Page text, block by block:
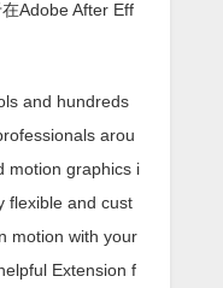
Adobe After Eff
and hundreds
arou
motion graphics i
flexible and cust
motion with your
Extension f